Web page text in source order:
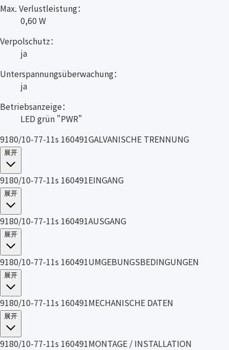
Max. Verlustleistung：
0,60 W
Verpolschutz：
ja
Unterspannungsüberwachung：
ja
Betriebsanzeige：
LED grün "PWR"
9180/10-77-11s 160491GALVANISCHE TRENNUNG
展开
9180/10-77-11s 160491EINGANG
展开
9180/10-77-11s 160491AUSGANG
展开
9180/10-77-11s 160491UMGEBUNGSBEDINGUNGEN
展开
9180/10-77-11s 160491MECHANISCHE DATEN
展开
9180/10-77-11s 160491MONTAGE / INSTALLATION